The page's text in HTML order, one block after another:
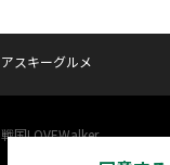
アスキーグルメ
戦国LOVEWalker